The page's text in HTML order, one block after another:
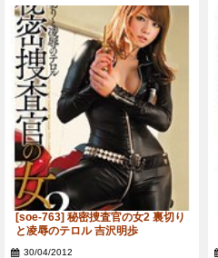
[soe-763] 秘密捜査官の女2 裏切り
と凌辱のテロル 吉沢明歩
30/04/2012